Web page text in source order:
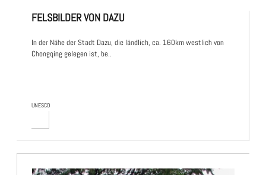
UNESCO
FELSBILDER VON DAZU
In der Nähe der Stadt Dazu, die ländlich, ca. 160km westlich von
Chongqing gelegen ist, be..